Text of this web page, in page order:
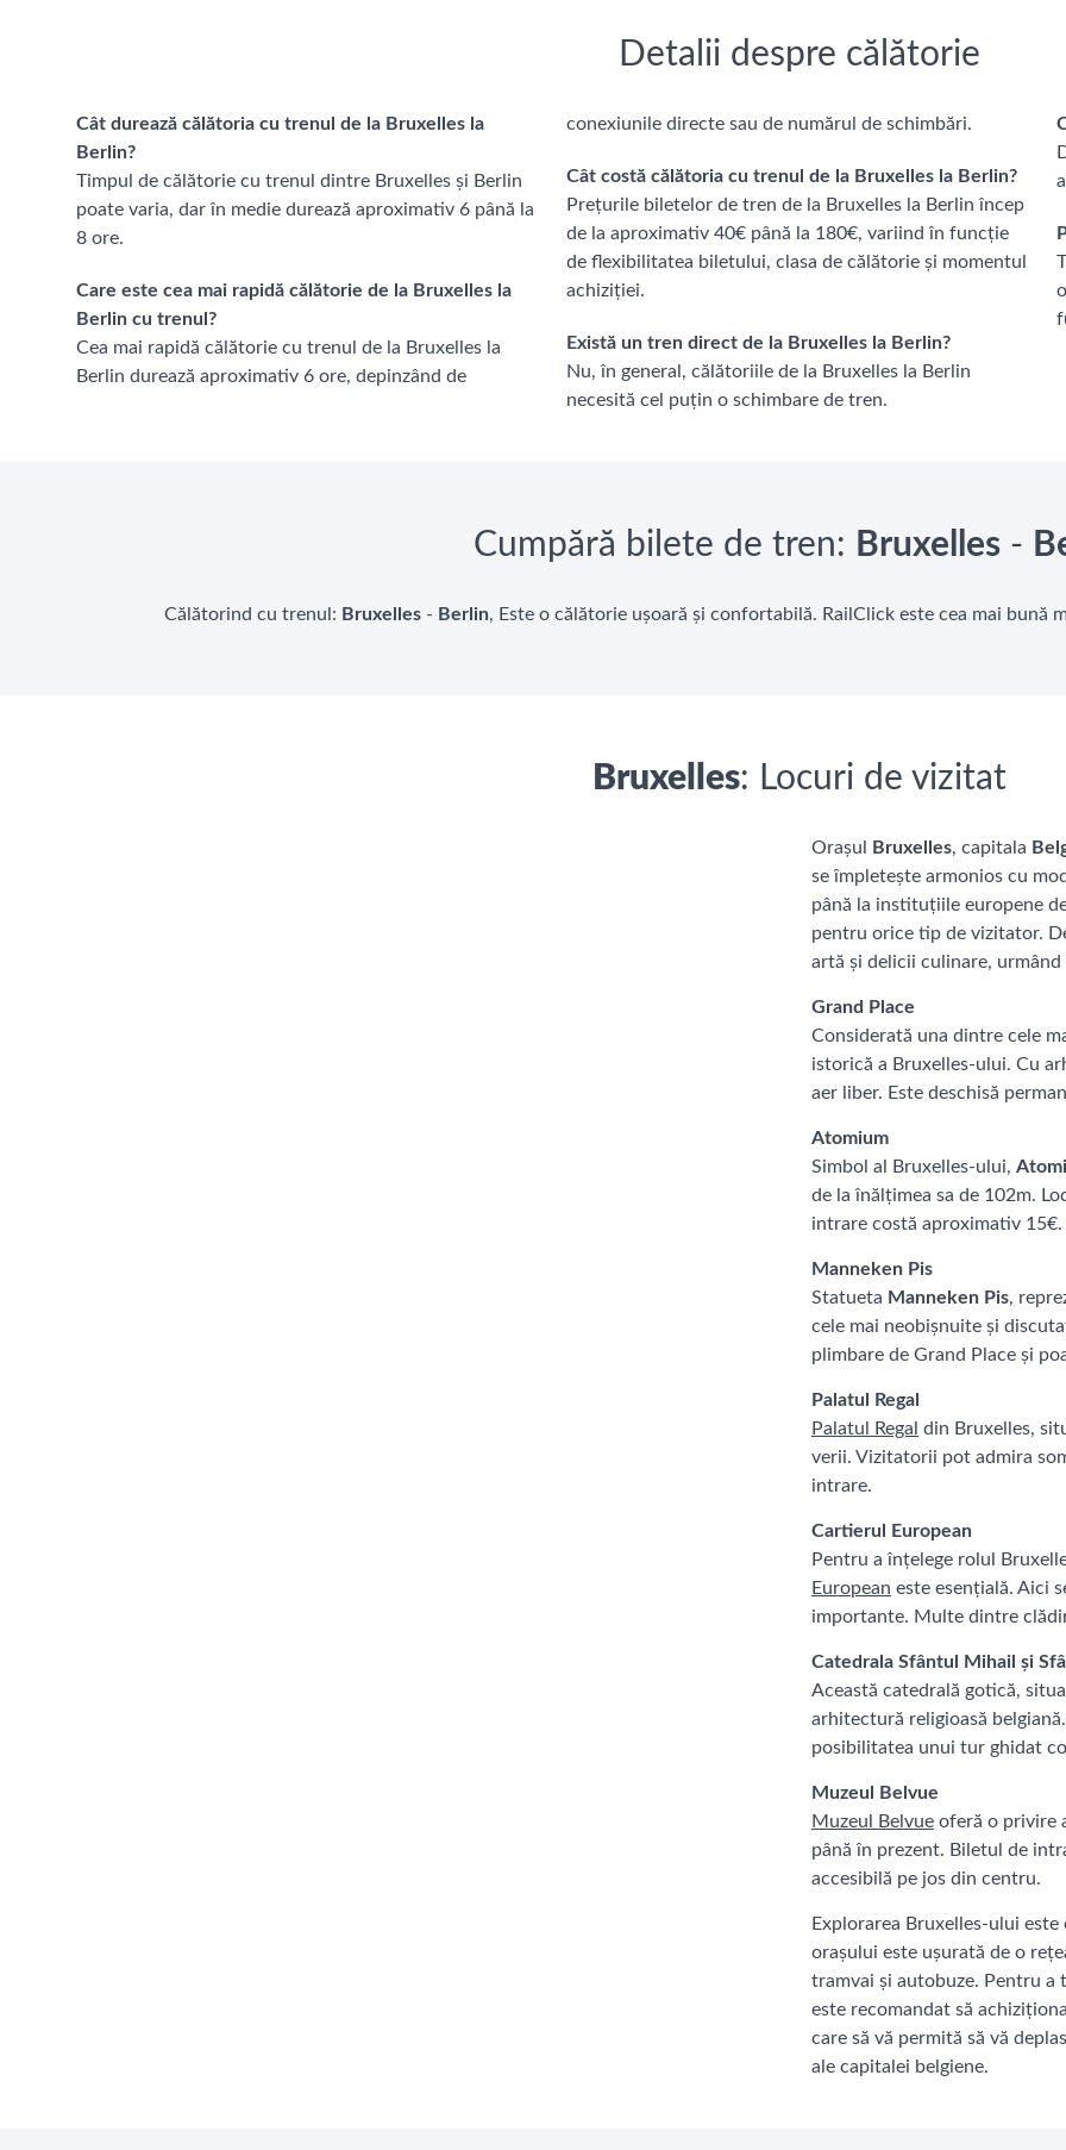
Detalii despre călătorie
Cât durează călătoria cu trenul de la Bruxelles la
Berlin?
Timpul de călătorie cu trenul dintre Bruxelles și Berlin
poate varia, dar în medie durează aproximativ 6 până la
8 ore.
Care este cea mai rapidă călătorie de la Bruxelles la
Berlin cu trenul?
Cea mai rapidă călătorie cu trenul de la Bruxelles la
Berlin durează aproximativ 6 ore, depinzând de
conexiunile directe sau de numărul de schimbări.
Cât costă călătoria cu trenul de la Bruxelles la Berlin?
Prețurile biletelor de tren de la Bruxelles la Berlin încep
de la aproximativ 40€ până la 180€, variind în funcție
de flexibilitatea biletului, clasa de călătorie și momentul
achiziției.
Există un tren direct de la Bruxelles la Berlin?
Nu, în general, călătoriile de la Bruxelles la Berlin
necesită cel puțin o schimbare de tren.
Cumpără bilete de tren: Bruxelles-
Călătorind cu trenul: Bruxelles- Berlin, Este o călătorie ușoară și confortabilă. RailClick este cea mai bună
Bruxelles: Locuri de vizitat
Orașul Bruxelles, capitala
se împletește armonios cu
până la instituțiile europene
pentru orice tip de vizitator.
artă și delicii culinare,
Grand Place
Considerată una dintre cele
istorică a Bruxelles-ului. Cu
aer liber. Este deschisă
Atomium
Simbol al Bruxelles-ului,
de la înălțimea sa de 102m.
intrare costă aproximativ 15€.
Manneken Pis
Statueta Manneken Pis,
cele mai neobișnuite și
plimbare de Grand Place și
Palatul Regal
Palatul Regal din Bruxelles,
verii. Vizitatorii pot admira
intrare.
Cartierul European
Pentru a înțelege rolul
European este esențială. Aici
importante. Multe dintre
Catedrala Sfântul Mihail și
Această catedrală gotică,
arhitectură religioasă
posibilitatea unui tur ghidat
Muzeul Belvue
Muzeul Belvue oferă o privire
până în prezent. Biletul de
accesibilă pe jos din centru.
Explorarea Bruxelles-ului
orașului este ușurată de o
tramvai și autobuze. Pentru a
este recomandat să
care să vă permită să vă
ale capitalei belgiene.